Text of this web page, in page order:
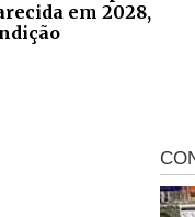
em 2028,